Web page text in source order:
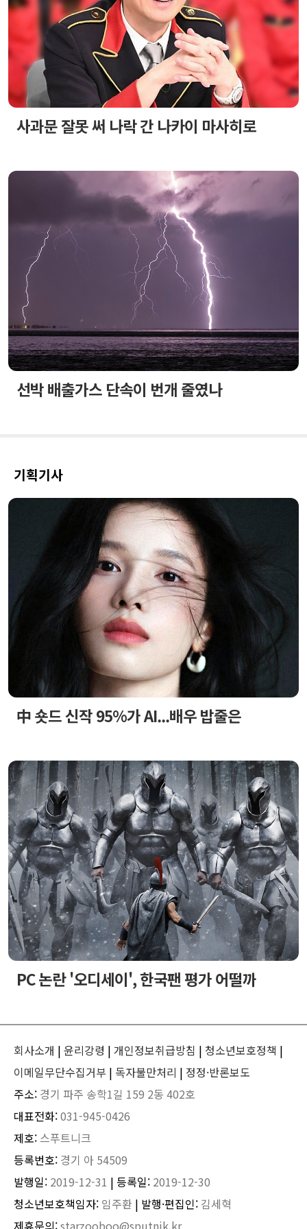
사과문 잘못 써 나락 간 나카이 마사히로
선박 배출가스 단속이 번개 줄였나
기획기사
中 숏드 신작 95%가 AI...배우 밥줄은
PC 논란 '오디세이', 한국팬 평가 어떨까
회사소개 | 윤리강령 | 개인정보취급방침 | 청소년보호정책 |
이메일무단수집거부 | 독자불만처리 | 정정·반론보도
주소: 경기 파주 송학1길 159 2동 402호
대표전화:031-945-0426
제호: 스푸트니크
등록번호: 경기 아 54509
발행일: 2019-12-31 | 등록일: 2019-12-30
청소년보호책임자: 임주환 | 발행·편집인: 김세혁